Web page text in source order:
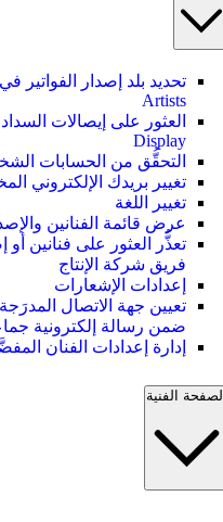
Artists
العثور على إيصالات
Display
التحقُّق من الحسابات
تغيير بريدك الإلكتروني
تغيير اللغة
عرض قائمة الفنانين
تعذُّر العثور على فنانين
فريق شركة الإنتاج
إعدادات الإشعارات
تعيين جهة الاتصال المدرَجة
ضمن رسالة إلكترونية
إدارة إعدادات الفنان
الصفحة الفنية